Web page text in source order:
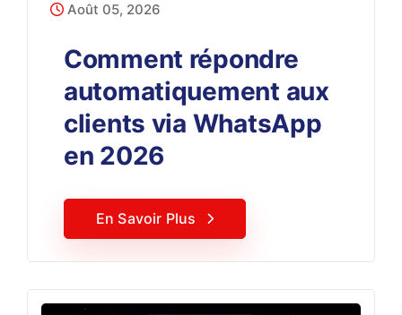
Août 05, 2026
Comment répondre
automatiquement aux
clients via WhatsApp
en 2026
En Savoir Plus